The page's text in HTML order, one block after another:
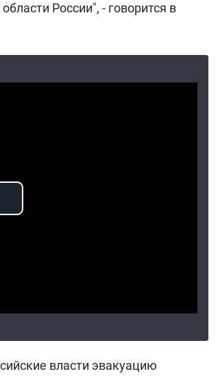
России", - говорится в
власти эвакуацию